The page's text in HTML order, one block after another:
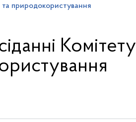
та природокористування
Комітету